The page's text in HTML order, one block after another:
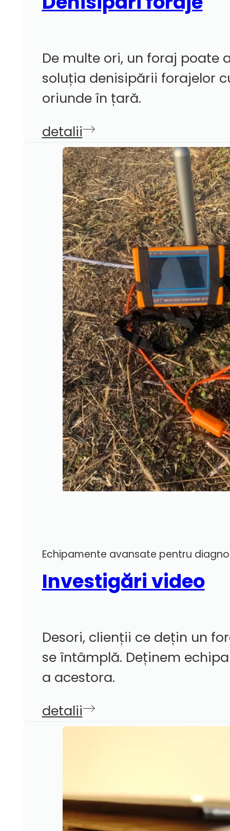
De multe ori, un foraj poate
soluția denisipării forajelor
oriunde în țară.
detalii
Investigări video
Echipamente avansate pentru
Desori, clienții ce dețin un
se întâmplă. Deținem
a acestora.
detalii